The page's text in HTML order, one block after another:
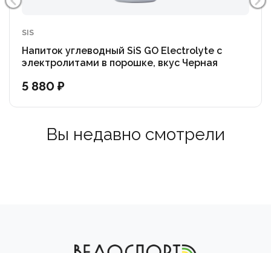
SIS
Напиток углеводный SiS GO Electrolyte с
электролитами в порошке, вкус Черная
5 880 ₽
Вы недавно смотрели